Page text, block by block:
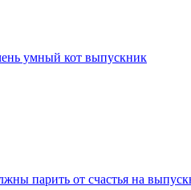
умный кот выпускник
парить от счастья на